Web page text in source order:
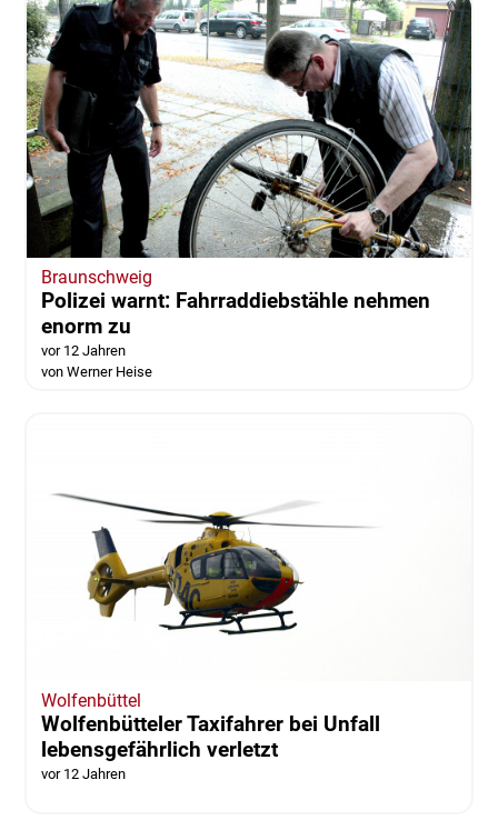
Braunschweig
Polizei warnt: Fahrraddiebstähle nehmen
enorm zu
vor 12 Jahren
von Werner Heise
Wolfenbüttel
Wolfenbütteler Taxifahrer bei Unfall
lebensgefährlich verletzt
vor 12 Jahren